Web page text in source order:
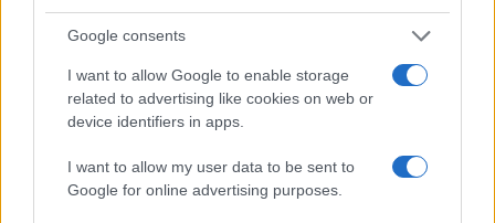
Google consents
I want to allow Google to enable storage
related to advertising like cookies on web or
device identifiers in apps.
I want to allow my user data to be sent to
Google for online advertising purposes.
Tre milioni di euro dalla Provincia Gallura per
nuove aule nelle scuole di Olbia
Arzachena